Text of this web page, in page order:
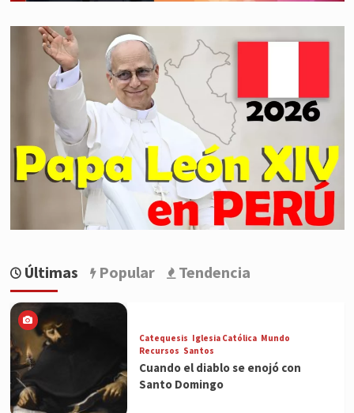
Últimas Popular Tendencia
Catequesis Iglesia Católica Mundo
Recursos Santos
Cuando el diablo se enojó con
Santo Domingo